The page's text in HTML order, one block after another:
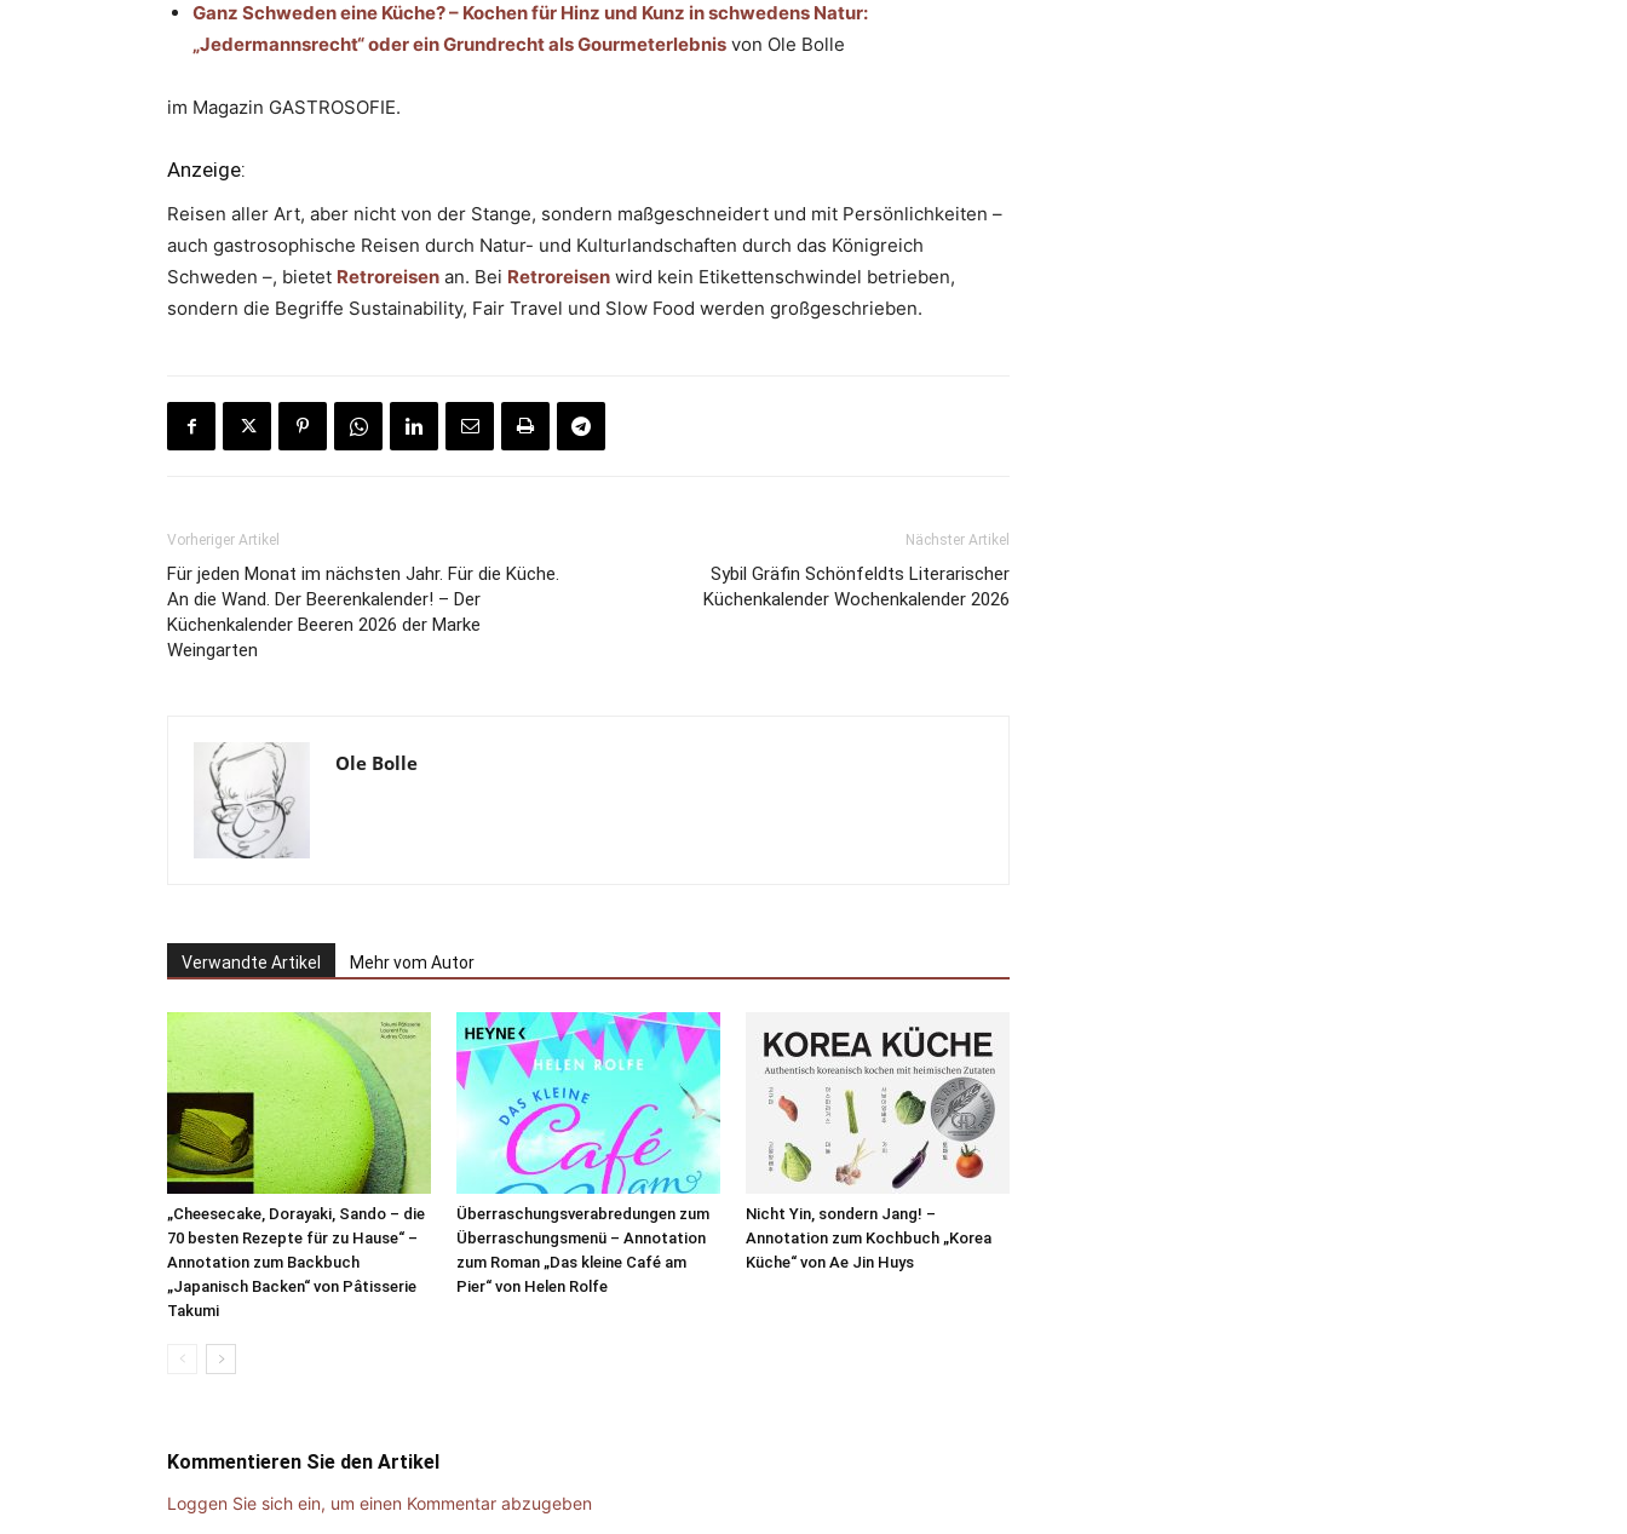
Ganz Schweden eine Küche? – Kochen für Hinz und Kunz in schwedens Natur:
„Jedermannsrecht“ oder ein Grundrecht als Gourmeterlebnis von Ole Bolle
im Magazin GASTROSOFIE.
Anzeige:
Reisen aller Art, aber nicht von der Stange, sondern maßgeschneidert und mit Persönlichkeiten –
auch gastrosophische Reisen durch Natur- und Kulturlandschaften durch das Königreich
Schweden –, bietet Retroreisen an. Bei Retroreisen wird kein Etikettenschwindel betrieben,
sondern die Begriffe Sustainability, Fair Travel und Slow Food werden großgeschrieben.
Vorheriger Artikel
Für jeden Monat im nächsten Jahr. Für die Küche.
An die Wand. Der Beerenkalender! – Der
Küchenkalender Beeren 2026 der Marke
Weingarten
Nächster Artikel
Sybil Gräfin Schönfeldts Literarischer
Küchenkalender Wochenkalender 2026
Ole Bolle
Verwandte Artikel Mehr vom Autor
„Cheesecake, Dorayaki, Sando – die
70 besten Rezepte für zu Hause“ –
Annotation zum Backbuch
„Japanisch Backen“ von Pâtisserie
Takumi
Überraschungsverabredungen zum
Überraschungsmenü – Annotation
zum Roman „Das kleine Café am
Pier“ von Helen Rolfe
Nicht Yin, sondern Jang! –
Annotation zum Kochbuch „Korea
Küche“ von Ae Jin Huys
Kommentieren Sie den Artikel
Loggen Sie sich ein, um einen Kommentar abzugeben